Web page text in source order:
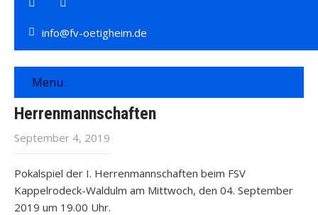
info@fv-oetigheim.de
Menu
Herrenmannschaften
September 4, 2019
Pokalspiel der I. Herrenmannschaften beim FSV
Kappelrodeck-Waldulm am Mittwoch, den 04. September
2019 um 19.00 Uhr.